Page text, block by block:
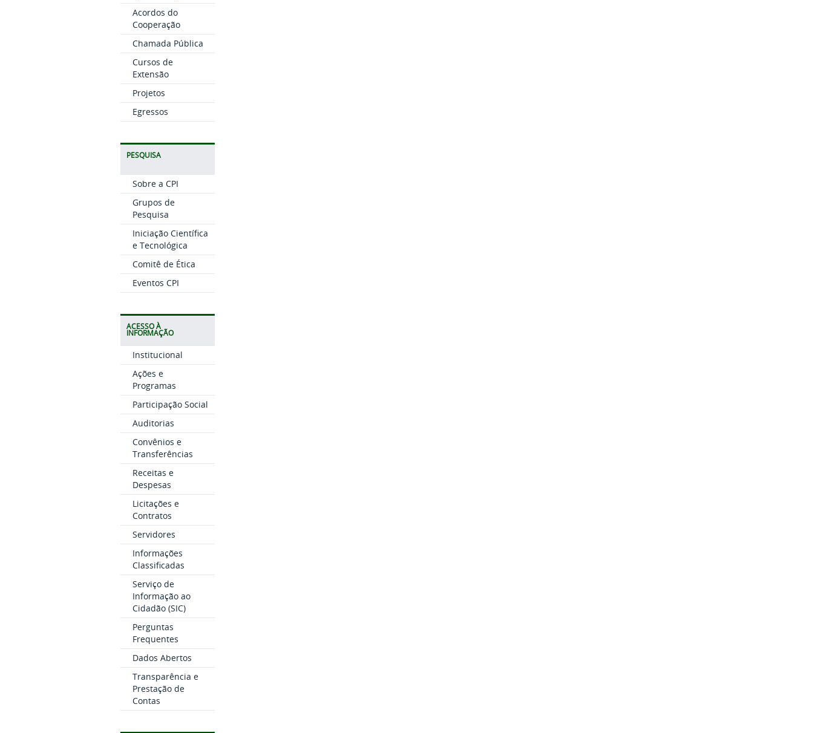
Acordos do
Cooperação
Chamada Pública
Cursos de
Extensão
Projetos
Egressos
PESQUISA
Sobre a CPI
Grupos de
Pesquisa
Iniciação Científica
e Tecnológica
Comitê de Ética
Eventos CPI
ACESSO À
INFORMAÇÃO
Institucional
Ações e
Programas
Participação Social
Auditorias
Convênios e
Transferências
Receitas e
Despesas
Licitações e
Contratos
Servidores
Informações
Classificadas
Serviço de
Informação ao
Cidadão (SIC)
Perguntas
Frequentes
Dados Abertos
Transparência e
Prestação de
Contas